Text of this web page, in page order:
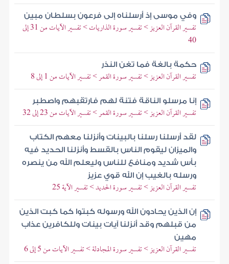
وفي موسى إذ أرسلناه إلى فرعون بسلطان مبين
تفسير القرآن العزيز > تفسير سورة الذاريات > تفسير الآيات من 31 إلى
40
حكمة بالغة فما تغن النذر
تفسير القرآن العزيز > تفسير سورة القمر > تفسير الآيات من 1 إلى 8
إنا مرسلو الناقة فتنة لهم فارتقبهم واصطبر
تفسير القرآن العزيز > تفسير سورة القمر > تفسير الآيات من 23 إلى 32
لقد أرسلنا رسلنا بالبينات وأنزلنا معهم الكتاب
والميزان ليقوم الناس بالقسط وأنزلنا الحديد فيه
بأس شديد ومنافع للناس وليعلم الله من ينصره
ورسله بالغيب إن الله قوي عزيز
تفسير القرآن العزيز > تفسير سورة الحديد > تفسير الآية 25
إن الذين يحادون الله ورسوله كبتوا كما كبت الذين
من قبلهم وقد أنزلنا آيات بينات وللكافرين عذاب
مهين
تفسير القرآن العزيز > تفسير سورة المجادلة > تفسير الآيات من 5 إلى 6